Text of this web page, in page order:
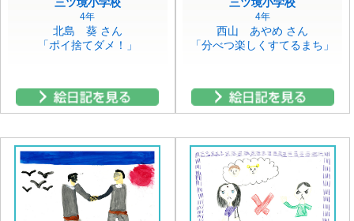
4年
北島 葵 さん
「ポイ捨てダメ！」
4年
西山 あやめ さん
「分べつ楽しくすてるまち」